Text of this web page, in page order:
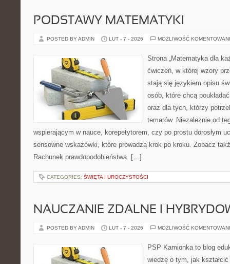
PODSTAWY MATEMATYKI
POSTED BY ADMIN LUT - 7 - 2026 MOŻLIWOŚĆ
Strona „Matematyka dla
ćwiczeń, w której wzory
stają się językiem opisu
osób, które chcą
oraz dla tych, którzy
tematów. Niezależnie od
wspierającym w nauce, korepetytorem, czy po prostu dorosłym
sensowne wskazówki, które prowadzą krok po kroku. Zobacz
Rachunek prawdopodobieństwa. […]
CATEGORIES: ŚWIĘTA I UROCZYSTOŚCI
NAUCZANIE ZDALNE I
POSTED BY ADMIN LUT - 7 - 2026 MOŻLIWOŚĆ
PSP Kamionka to blog
wiedzę o tym, jak